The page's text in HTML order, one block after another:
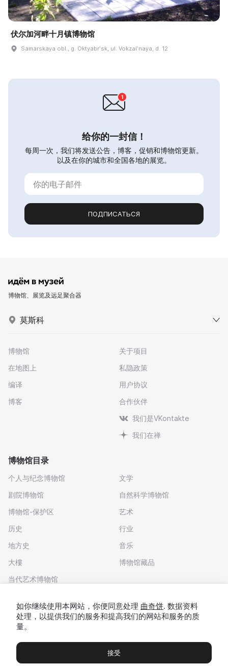
伏尔加河畔十月镇博物馆
Samarskaya obl., g. Oktyabrʹsk, ul. Vokzalʹnaya, d. 12
给你的一封信！
每周一次，我们将发送公告，博客，促销和博物馆更新。
以及在你的城市和全国各地的展览。
ПОДПИСАТЬСЯ
博物馆、展览及远足聚合器
莫斯科
博物馆
在地图上
编译
博客
关于项目
私隐政策
用户协议
合作伙伴
我们是VKontakte
我们在禅
博物馆目录
个人与纪念博物馆
剧院博物馆
博物馆-保护区
历史
地方史
大樓
当代艺术博物馆
文学
自然科学博物馆
艺术
行业
音乐
博物馆藏品
博物馆 展览及展览 Чаты Вы
如你继续使用本网站，你便同意处理 曲奇饼. 数据资料
处理，以提供我们的服务和提高我们的网站和服务的质
量。
接受